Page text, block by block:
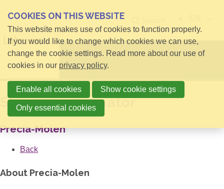
Servicecoördinator
Precia-Molen
Back
About Precia-Molen
COOKIES ON THIS WEBSITE
This website makes use of cookies to function properly.
If you would like to change which cookies we can use,
change the cookie settings. Read more about our use of
cookies in our privacy policy.
Enable all cookies Show cookie settings
Only essential cookies